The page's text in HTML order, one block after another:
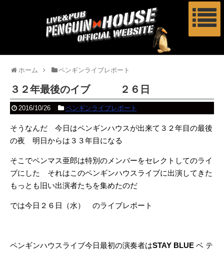
ホーム ペンギンライブレポート
３２年最後のイブ ２６日
2016/10/26 ペンギンライブレポート
そうなんだ 今日はペンギンハウスが出来て３２年目の最後
の夜 明日からは３３年目になる
そこでペンマス亜郎は特別のメンバーをセレクトしてのライ
ブにした それはこのペンギンハウスライブに出演してきた
もっとも旧い出演者たちを集めたのだ
では今日２６日（水） のライブレポート
ペンギンハウスライブ今日最初の演奏者はSTAY BLUE ベ テ